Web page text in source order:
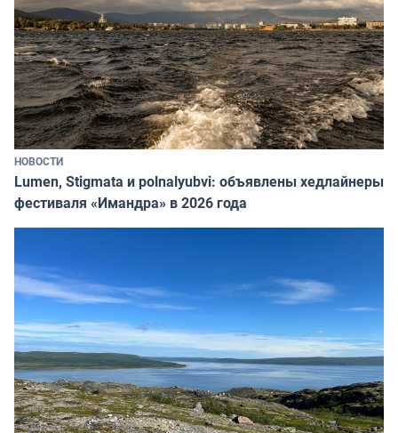
НОВОСТИ
Lumen, Stigmata и polnalyubvi: объявлены хедлайнеры
фестиваля «Имандра» в 2026 года